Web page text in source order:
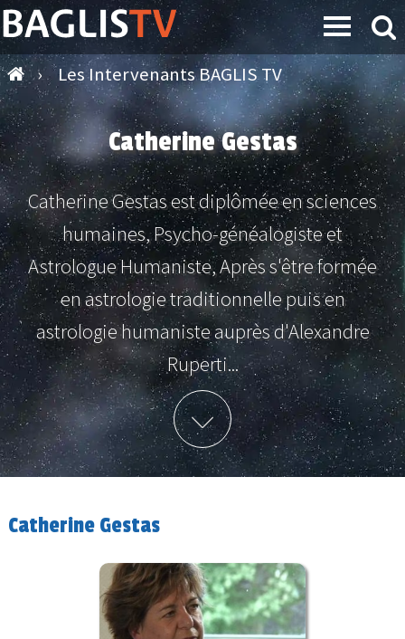
› Les Intervenants BAGLIS TV
Catherine Gestas
Catherine Gestas est diplômée en sciences
humaines, Psycho-généalogiste et
Astrologue Humaniste, Après s'être formée
en astrologie traditionnelle puis en
astrologie humaniste auprès d'Alexandre
Ruperti...
Plus d'info
Catherine Gestas